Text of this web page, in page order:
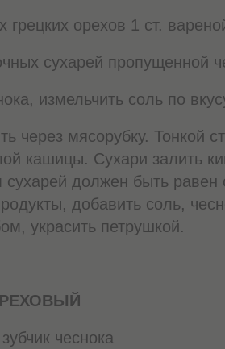
грецких орехов 1 ст.
сухарей пропущенной
измельчить соль по
через мясорубку. Тонкой
кашицы. Сухари залить
должен быть
добавить соль,
украсить петрушкой.
чеснока